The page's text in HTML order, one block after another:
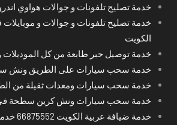
خدمة تصليح تلفونات و جوالات هواوي
خدمة تصليح تلفونات و جوالات و
الكويت
خدمة توصيل حبر طابعة من كل الموديلات
خدمة سحب سيارات على الطريق ونش
خدمة سحب سيارات ومعدات ثقيلة من
خدمة سحب سيارات ونش كرين سطحة
خدمة ضيافة عربية الكويت 66875552 خدمة فورية